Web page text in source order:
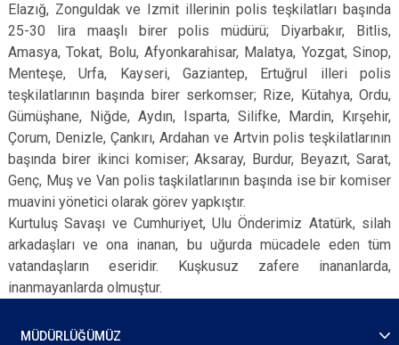
Elazığ, Zonguldak ve Izmit illerinin polis teşkilatları başında
25-30 lira maaşlı birer polis müdürü; Diyarbakır, Bitlis,
Amasya, Tokat, Bolu, Afyonkarahisar, Malatya, Yozgat, Sinop,
Menteşe, Urfa, Kayseri, Gaziantep, Ertuğrul illeri polis
teşkilatlarının başında birer serkomser; Rize, Kütahya, Ordu,
Gümüşhane, Niğde, Aydın, Isparta, Silifke, Mardin, Kırşehir,
Çorum, Denizle, Çankırı, Ardahan ve Artvin polis teşkilatlarının
başında birer ikinci komiser; Aksaray, Burdur, Beyazıt, Sarat,
Genç, Muş ve Van polis taşkilatlarının başında ise bir komiser
muavini yönetici olarak görev yapkıştır.
Kurtuluş Savaşı ve Cumhuriyet, Ulu Önderimiz Atatürk, silah
arkadaşları ve ona inanan, bu uğurda mücadele eden tüm
vatandaşların eseridir. Kuşkusuz zafere inananlarda,
inanmayanlarda olmuştur.
MÜDÜRLÜĞÜMÜZ